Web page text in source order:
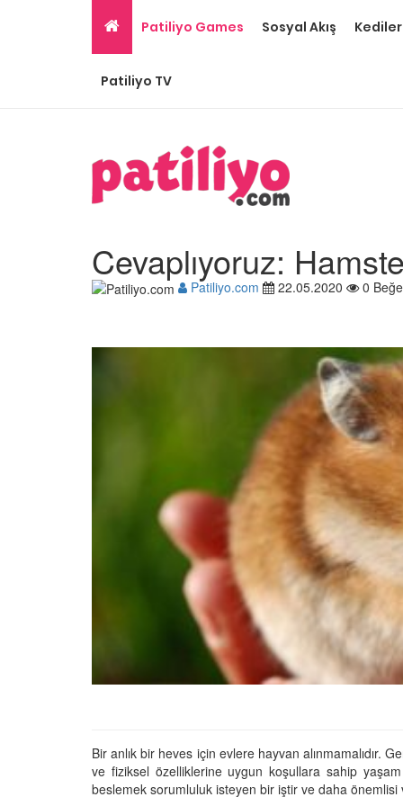
Patiliyo Games Sosyal Akış Kediler
Patiliyo TV
Cevaplıyoruz:
Patiliyo.com 22.05.2020 0
Bir anlık bir heves için evlere hayvan alınmamalıdır.
ve fiziksel özelliklerine uygun koşullara sahip yaşam
beslemek sorumluluk isteyen bir iştir ve daha önemlisi
Hamster Kaç Yıl
22.05.2020
Kertenkele Bakımı:
Muhteşem Kertenkele
Arkadaşınızı Yetiştirin
21.12.2023
Cevaplıyoruz:
Yer?
22.05.2020
Kertenkele Türlerinin
Uykusu ve Uyanıklığı
11.12.2023
21.12.2023